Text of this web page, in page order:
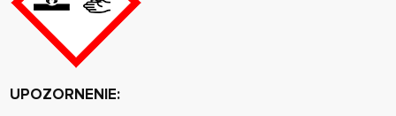
UPOZORNENIE: